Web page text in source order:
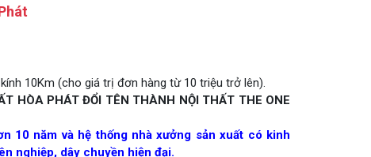
10Km (cho giá trị đơn hàng từ 10 triệu trở lên).
HÒA PHÁT ĐỔI TÊN THÀNH NỘI THẤT THE ONE
10 năm và hệ thống nhà xưởng sản xuất có kinh
nghiệp, dây chuyền hiện đại.